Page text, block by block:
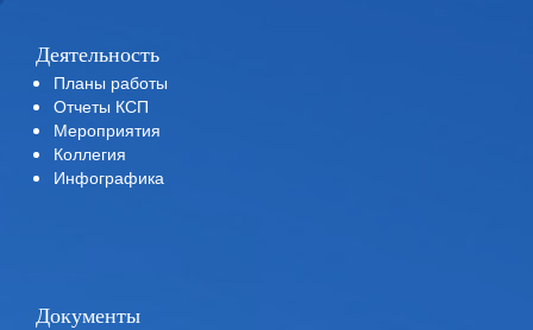
Деятельность
Планы работы
Отчеты КСП
Мероприятия
Коллегия
Инфографика
Документы